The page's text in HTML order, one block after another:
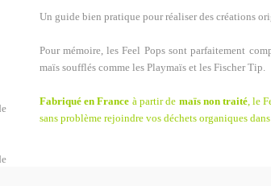
Un guide bien pratique pour réaliser des créations
Pour mémoire, les Feel Pops sont parfaitement
maïs soufflés comme les Playmaïs et les Fischer Tip.
Fabriqué en France à partir de maïs non traité, le
sans problème rejoindre vos déchets organiques